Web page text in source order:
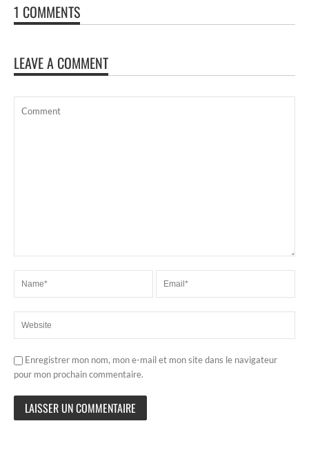
1 COMMENTS
LEAVE A COMMENT
Enregistrer mon nom, mon e-mail et mon site dans le navigateur
pour mon prochain commentaire.